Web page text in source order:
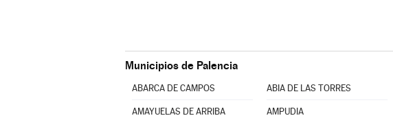
Municipios de Palencia
ABARCA DE CAMPOS ABIA DE LAS TORRES
AMAYUELAS DE ARRIBA AMPUDIA